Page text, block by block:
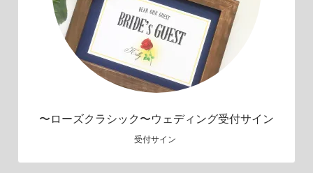
〜ローズクラシック〜ウェディング受付サイン
受付サイン